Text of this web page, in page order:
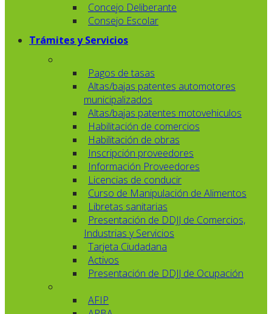
Concejo Deliberante
Consejo Escolar
Trámites y Servicios
Pagos de tasas
Altas/bajas patentes automotores
municipalizados
Altas/bajas patentes motovehiculos
Habilitación de comercios
Habilitación de obras
Inscripción proveedores
Información Proveedores
Licencias de conducir
Curso de Manipulación de Alimentos
Libretas sanitarias
Presentación de DDJJ de Comercios,
Industrias y Servicios
Tarjeta Ciudadana
Activos
Presentación de DDJJ de Ocupación
AFIP